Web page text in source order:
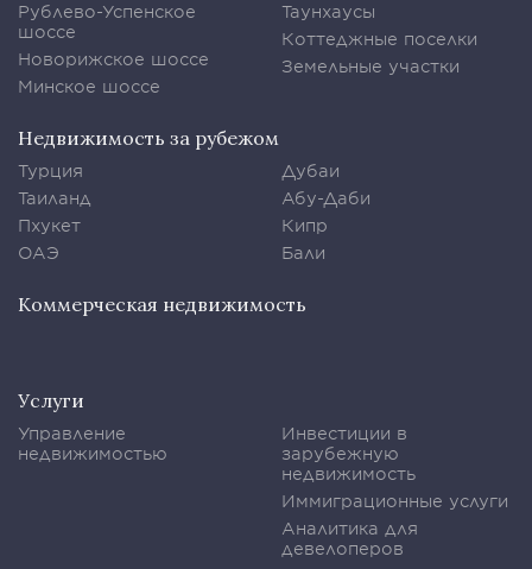
Рублево-Успенское
шоссе
Новорижское шоссе
Минское шоссе
Таунхаусы
Коттеджные поселки
Земельные участки
Недвижимость за рубежом
Турция
Таиланд
Пхукет
ОАЭ
Дубаи
Абу-Даби
Кипр
Бали
Коммерческая недвижимость
Услуги
Управление
недвижимостью
Инвестиции в
зарубежную
недвижимость
Иммиграционные услуги
Аналитика для
девелоперов